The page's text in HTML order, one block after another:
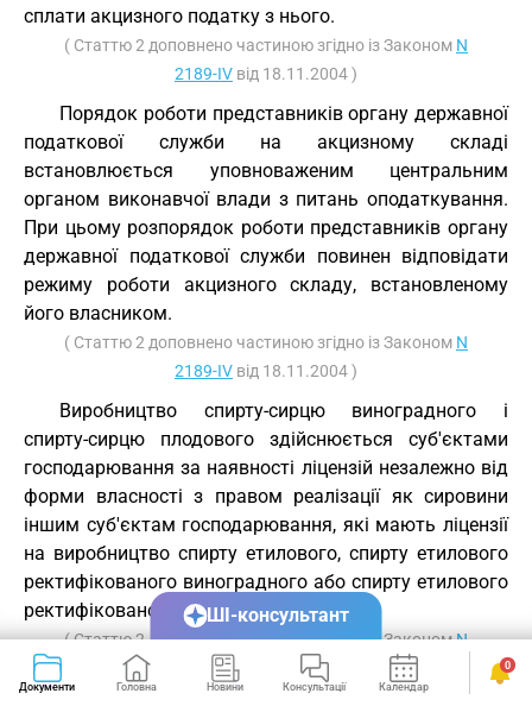
сплати акцизного податку з нього.
( Статтю 2 доповнено частиною згідно із Законом N
2189-IV від 18.11.2004 )
Порядок роботи представників органу державної
податкової служби на акцизному складі
встановлюється уповноваженим центральним
органом виконавчої влади з питань оподаткування.
При цьому розпорядок роботи представників органу
державної податкової служби повинен відповідати
режиму роботи акцизного складу, встановленому
його власником.
( Статтю 2 доповнено частиною згідно із Законом N
2189-IV від 18.11.2004 )
Виробництво спирту-сирцю виноградного і
спирту-сирцю плодового здійснюється суб'єктами
господарювання за наявності ліцензій незалежно від
форми власності з правом реалізації як сировини
іншим суб'єктам господарювання, які мають ліцензії
на виробництво спирту етилового, спирту етилового
ректифікованого виноградного або спирту етилового
ректифікованого плодового.
( Статтю 2 доповнено частиною згідно із ЗакономN
3032-III
від 07.02.2002 )( Стаття 2 із змінами, внесеними
згідно із ЗакономN 3032-IIIвід 07.02.2002 )
Документи Головна Новини Консультації Календар Сервіси
0
ШІ-консультант